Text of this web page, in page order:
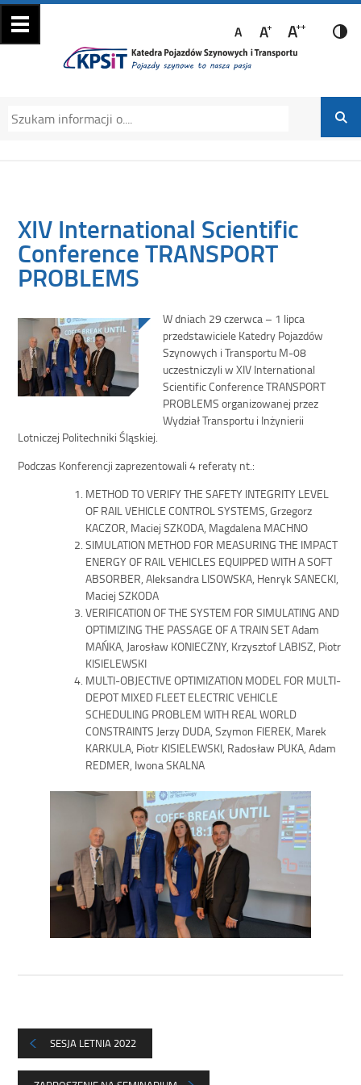
Katedra Pojazdów
Szynowych i
Transportu
Katedra Pojazdów Szynowych i Transportu
Politechniki Krakowskiej na Wydziale
Mechanicznym
XIV International Scientific
Conference TRANSPORT
PROBLEMS
W dniach 29 czerwca – 1 lipca
przedstawiciele Katedry Pojazdów
Szynowych i Transportu M-08
uczestniczyli w XIV International
Scientific Conference TRANSPORT
PROBLEMS organizowanej przez
Wydział Transportu i Inżynierii
Lotniczej Politechniki Śląskiej.
Podczas Konferencji zaprezentowali 4 referaty nt.:
METHOD TO VERIFY THE SAFETY INTEGRITY LEVEL
OF RAIL VEHICLE CONTROL SYSTEMS, Grzegorz
KACZOR, Maciej SZKODA, Magdalena MACHNO
SIMULATION METHOD FOR MEASURING THE IMPACT
ENERGY OF RAIL VEHICLES EQUIPPED WITH A SOFT
ABSORBER, Aleksandra LISOWSKA, Henryk SANECKI,
Maciej SZKODA
VERIFICATION OF THE SYSTEM FOR SIMULATING AND
OPTIMIZING THE PASSAGE OF A TRAIN SET Adam
MAŃKA, Jarosław KONIECZNY, Krzysztof LABISZ, Piotr
KISIELEWSKI
MULTI-OBJECTIVE OPTIMIZATION MODEL FOR MULTI-
DEPOT MIXED FLEET ELECTRIC VEHICLE
SCHEDULING PROBLEM WITH REAL WORLD
CONSTRAINTS Jerzy DUDA, Szymon FIEREK, Marek
KARKULA, Piotr KISIELEWSKI, Radosław PUKA, Adam
REDMER, Iwona SKALNA
SESJA LETNIA 2022